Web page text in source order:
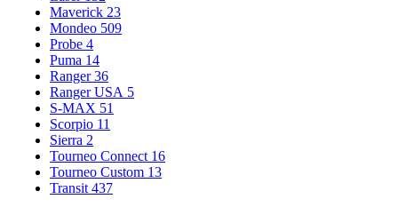
Maverick 23
Mondeo 509
Probe 4
Puma 14
Ranger36
Ranger USA 5
S-MAX 51
Scorpio 11
Sierra 2
Tourneo Connect 16
Tourneo Custom 13
Transit 437